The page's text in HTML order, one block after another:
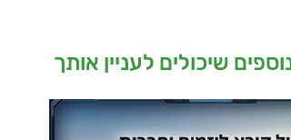
שיכולים לעניין אותך